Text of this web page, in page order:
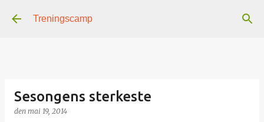
Gå til hovedinnhold
Treningscamp
Sesongens sterkeste
den mai 19, 2014